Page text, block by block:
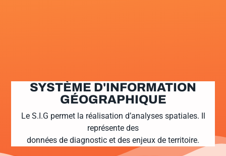
SYSTÈME D'INFORMATION
GÉOGRAPHIQUE
Le S.I.G permet la réalisation d’analyses spatiales. Il
représente des
données de diagnostic et des enjeux de territoire.